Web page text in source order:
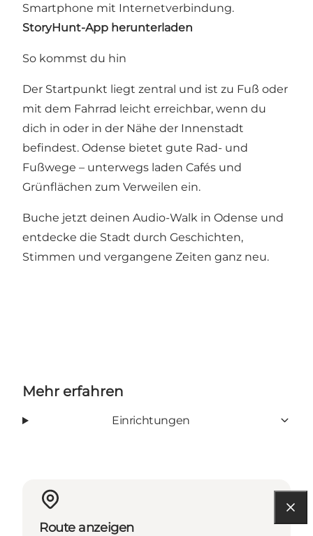
Smartphone mit Internetverbindung.
StoryHunt-App herunterladen
So kommst du hin
Der Startpunkt liegt zentral und ist zu Fuß oder
mit dem Fahrrad leicht erreichbar, wenn du
dich in oder in der Nähe der Innenstadt
befindest. Odense bietet gute Rad- und
Fußwege – unterwegs laden Cafés und
Grünflächen zum Verweilen ein.
Buche jetzt deinen Audio-Walk in Odense und
entdecke die Stadt durch Geschichten,
Stimmen und vergangene Zeiten ganz neu.
Mehr erfahren
Einrichtungen
Route anzeigen